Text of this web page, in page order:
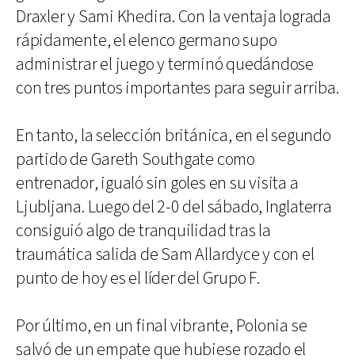
Draxler y Sami Khedira. Con la ventaja lograda
rápidamente, el elenco germano supo
administrar el juego y terminó quedándose
con tres puntos importantes para seguir arriba.
En tanto, la selección británica, en el segundo
partido de Gareth Southgate como
entrenador, igualó sin goles en su visita a
Ljubljana. Luego del 2-0 del sábado, Inglaterra
consiguió algo de tranquilidad tras la
traumática salida de Sam Allardyce y con el
punto de hoy es el líder del Grupo F.
Por último, en un final vibrante, Polonia se
salvó de un empate que hubiese rozado el